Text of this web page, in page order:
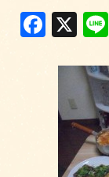
F
c
e
b
X